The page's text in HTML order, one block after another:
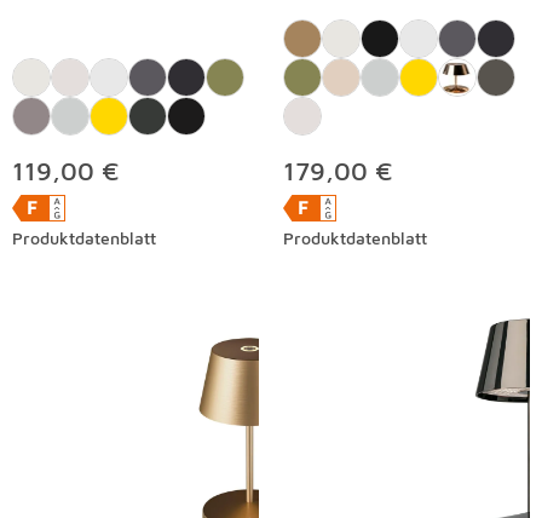
119,00 €
Produktdatenblatt
179,00 €
Produktdatenblatt